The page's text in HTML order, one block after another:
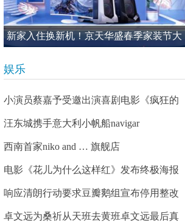
新家入住换新机！京天华盛春季家装节大
娱乐
小演员蔡嘉予受邀出演喜剧电影《疯狂的
汪东城携手意大利小帆船navigar
西南首家niko and … 旗舰店
电影《花儿为什么这样红》发布终极海报
响应清朗行动要求豆瓣鹅组宣布停用整改
卓文远为桑祈从天班去黄班卓文远最后真